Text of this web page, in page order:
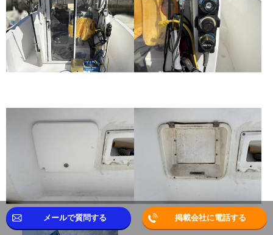
メールで質問する 掲載会社に電話する